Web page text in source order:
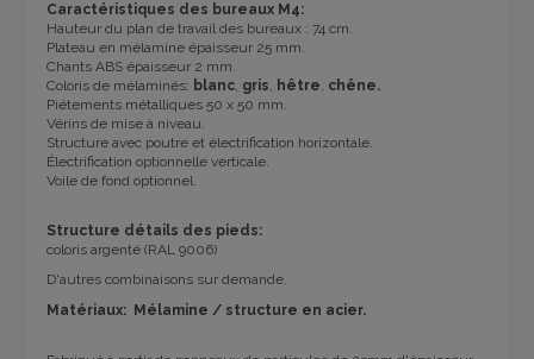
Caractéristiques des bureaux M4:
Hauteur du plan de travail des bureaux : 74 cm.
Plateau en mélamine épaisseur 25 mm.
Chants ABS épaisseur 2 mm.
Coloris de mélaminés: blanc, gris, hêtre, chêne.
Piétements métalliques 50 x 50 mm.
Vérins de mise à niveau.
Structure avec poutre et électrification horizontale.
Électrification optionnelle verticale.
Voile de fond optionnel.
Structure détails des pieds:
coloris argenté (RAL 9006)
D'autres combinaisons sur demande.
Matériaux: Mélamine / structure en acier.